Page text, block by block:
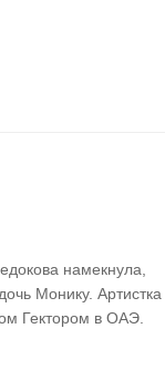
намекнула,
Монику. Артистка
Гектором в ОАЭ.